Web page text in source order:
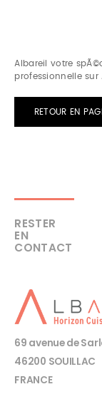
Albareil votre
professionnelle sur
RETOUR EN
RESTER
EN
CONTACT
69 avenue de
46200 SOUILLAC
FRANCE